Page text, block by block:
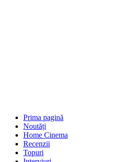
Prima pagină
Noutăți
Home Cinema
Recenzii
Topuri